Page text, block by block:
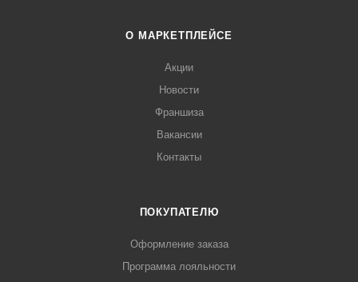
О МАРКЕТПЛЕЙСЕ
Акции
Новости
Франшиза
Вакансии
Контакты
ПОКУПАТЕЛЮ
Оформление заказа
Программа лояльности